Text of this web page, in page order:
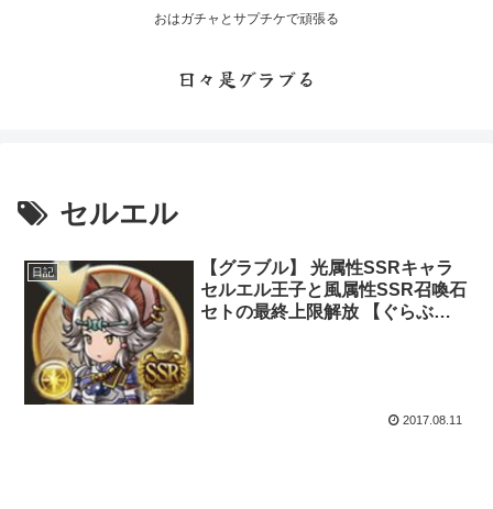
おはガチャとサプチケで頑張る
日々是グラブる
セルエル
日記
【グラブル】 光属性SSRキャラ
セルエル王子と風属性SSR召喚石
セトの最終上限解放 【ぐらぶる
2017.08.11